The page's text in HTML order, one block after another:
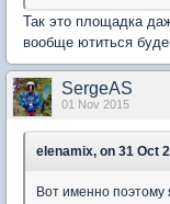
Так это площадка
вообще ютиться
SergeAS
01 Nov 2015
elenamix, on 31 Oct
Вот именно поэтому